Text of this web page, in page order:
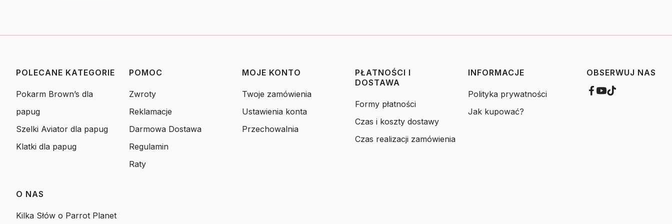
Linki w stopce
POLECANE KATEGORIE
Pokarm Brown’s dla
papug
Szelki Aviator dla papug
Klatki dla papug
POMOC
Zwroty
Reklamacje
Darmowa Dostawa
Regulamin
Raty
MOJE KONTO
Twoje zamówienia
Ustawienia konta
Przechowalnia
PŁATNOŚCI I
DOSTAWA
Formy płatności
Czas i koszty dostawy
Czas realizacji zamówienia
INFORMACJE
Polityka prywatności
Jak kupować?
O NAS
Kilka Słów o Parrot Planet
OBSERWUJ NAS